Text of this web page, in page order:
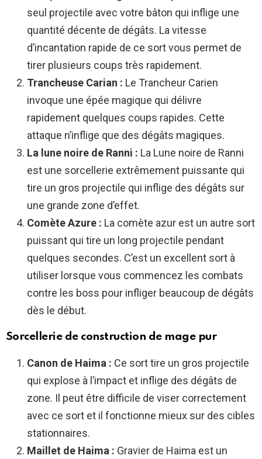
seul projectile avec votre bâton qui inflige une
quantité décente de dégâts. La vitesse
d’incantation rapide de ce sort vous permet de
tirer plusieurs coups très rapidement.
Trancheuse Carian : Le Trancheur Carien
invoque une épée magique qui délivre
rapidement quelques coups rapides. Cette
attaque n’inflige que des dégâts magiques.
La lune noire de Ranni : La Lune noire de Ranni
est une sorcellerie extrêmement puissante qui
tire un gros projectile qui inflige des dégâts sur
une grande zone d’effet.
Comète Azure : La comète azur est un autre sort
puissant qui tire un long projectile pendant
quelques secondes. C’est un excellent sort à
utiliser lorsque vous commencez les combats
contre les boss pour infliger beaucoup de dégâts
dès le début.
Sorcellerie de construction de mage pur
Canon de Haima : Ce sort tire un gros projectile
qui explose à l’impact et inflige des dégâts de
zone. Il peut être difficile de viser correctement
avec ce sort et il fonctionne mieux sur des cibles
stationnaires.
Maillet de Haima : Gravier de Haima est un